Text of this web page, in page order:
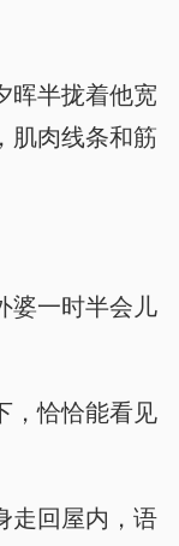
晖半拢着他宽
肌肉线条和筋
婆一时半会儿
，恰恰能看见
走回屋内，语